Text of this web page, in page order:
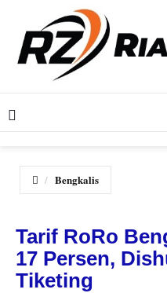
Bengkalis
Tarif RoRo
17 Persen,
Tiketing